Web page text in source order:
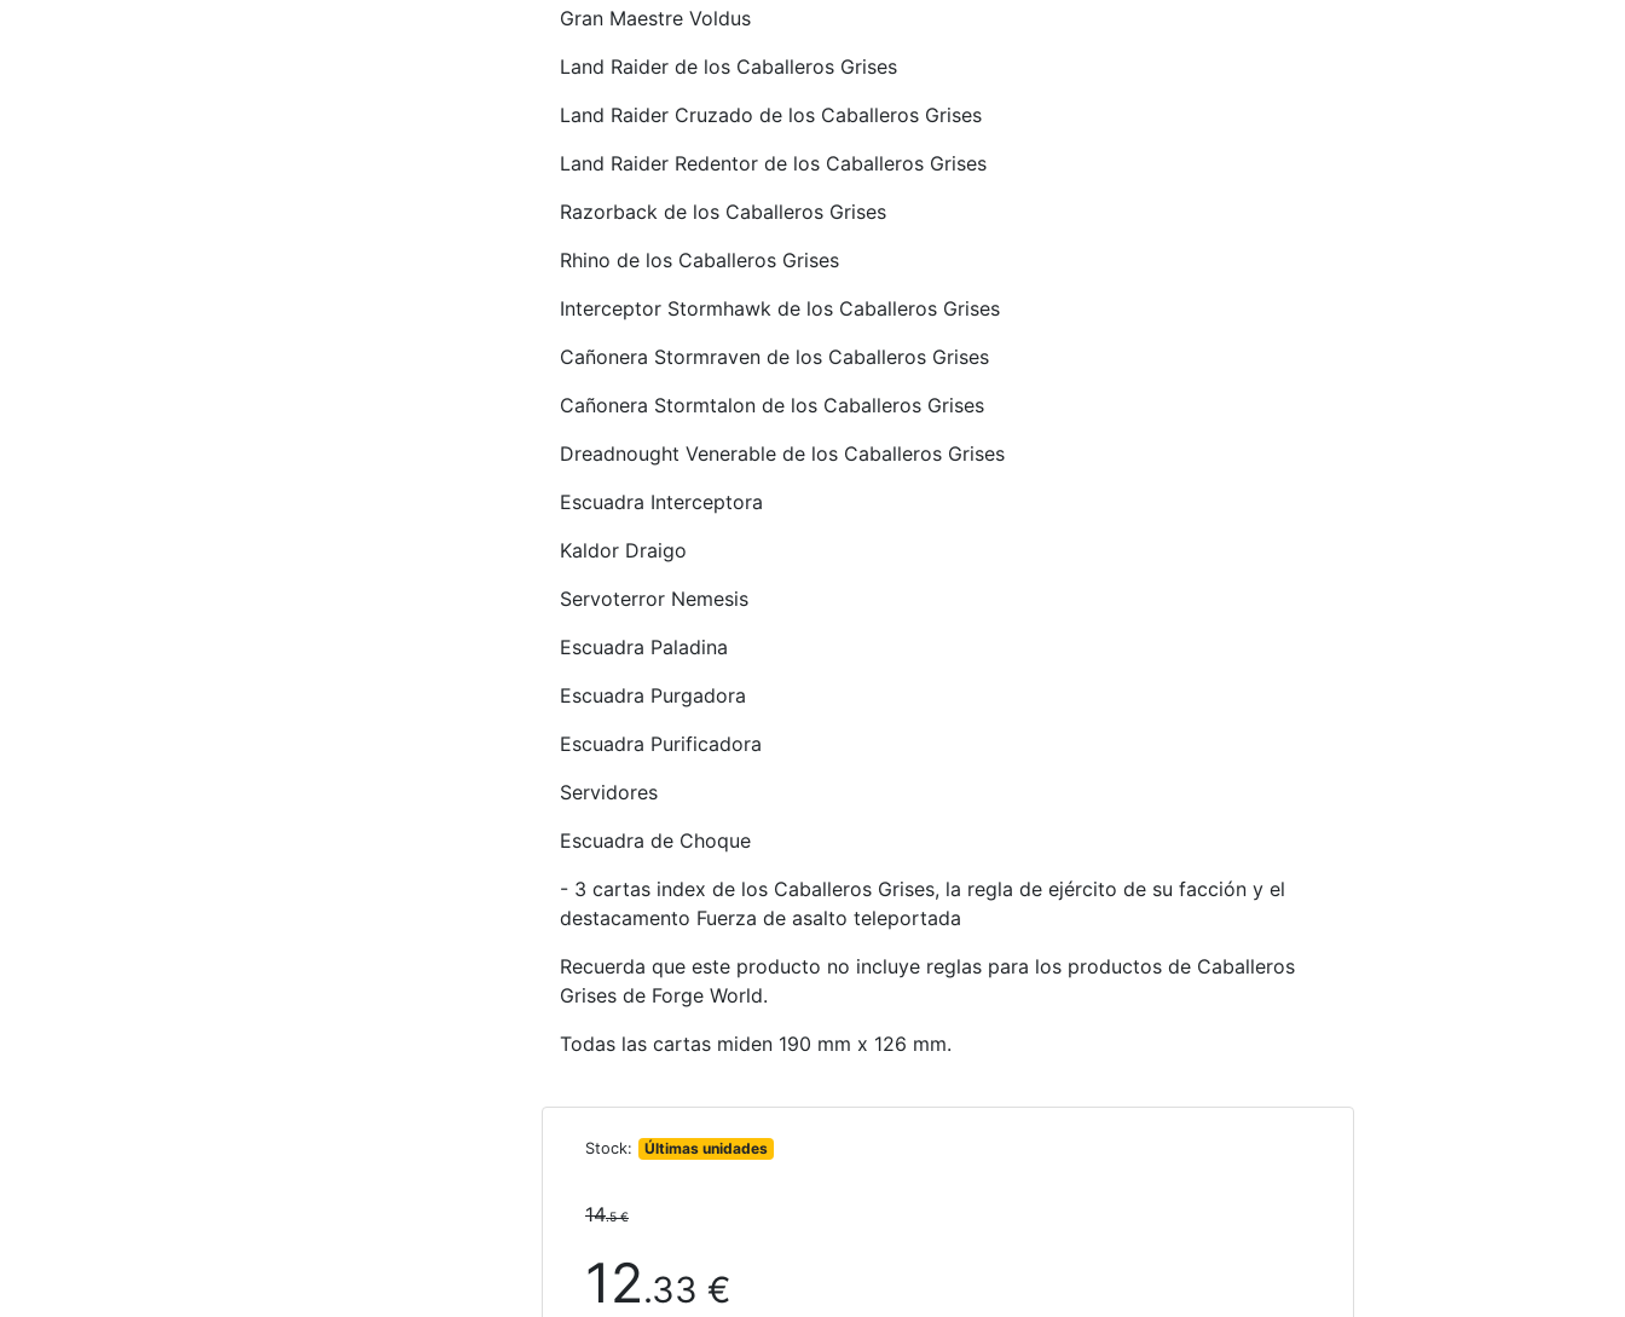
Gran Maestre Voldus
Land Raider de los Caballeros Grises
Land Raider Cruzado de los Caballeros Grises
Land Raider Redentor de los Caballeros Grises
Razorback de los Caballeros Grises
Rhino de los Caballeros Grises
Interceptor Stormhawk de los Caballeros Grises
Cañonera Stormraven de los Caballeros Grises
Cañonera Stormtalon de los Caballeros Grises
Dreadnought Venerable de los Caballeros Grises
Escuadra Interceptora
Kaldor Draigo
Servoterror Nemesis
Escuadra Paladina
Escuadra Purgadora
Escuadra Purificadora
Servidores
Escuadra de Choque
- 3 cartas index de los Caballeros Grises, la regla de ejército de su facción y el
destacamento Fuerza de asalto teleportada
Recuerda que este producto no incluye reglas para los productos de Caballeros
Grises de Forge World.
Todas las cartas miden 190 mm x 126 mm.
Stock: Últimas unidades
14.5 €
12.33 €